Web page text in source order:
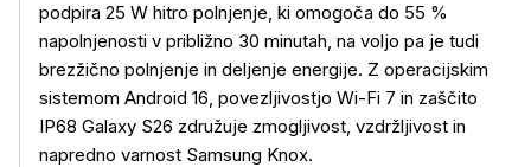
podpira 25 W hitro polnjenje, ki omogoča do 55 %
napolnjenosti v približno 30 minutah, na voljo pa je tudi
brezžično polnjenje in deljenje energije. Z operacijskim
sistemom Android 16, povezljivostjo Wi-Fi 7 in zaščito
IP68 Galaxy S26 združuje zmogljivost, vzdržljivost in
napredno varnost Samsung Knox.